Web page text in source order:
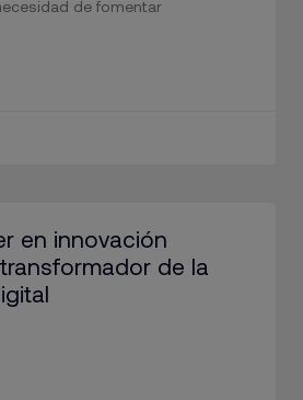
de fomentar
en innovación
de la